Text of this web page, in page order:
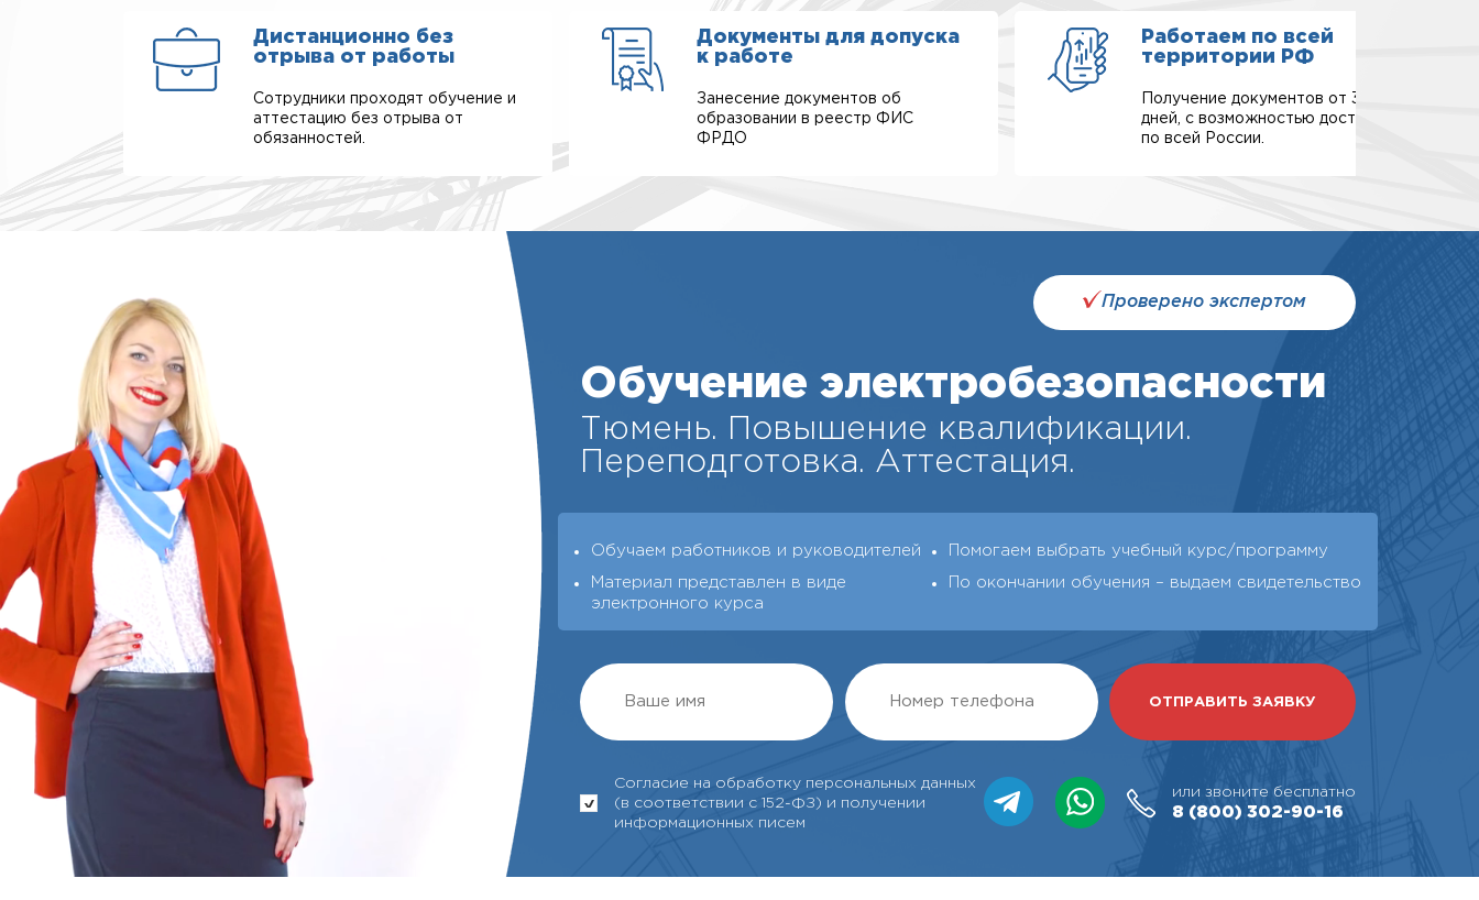
Дистанционно без
отрыва от работы
Сотрудники проходят обучение и
аттестацию без отрыва от
обязанностей.
Документы для допуска
к работе
Занесение документов об
образовании в реестр ФИС
ФРДО
Работаем по всей
территории РФ
Получение документов от 3-х
дней, с возможностью доставки
по всей России.
Проверено экспертом
Обучение электробезопасности
Тюмень. Повышение квалификации.
Переподготовка. Аттестация.
Обучаем работников и руководителей Помогаем выбрать учебный курс/программу
Материал представлен в виде
электронного курса
По окончании обучения – выдаeм свидетельство
Согласие на обработку персональных данных
(в соответствии с 152-ФЗ) и получении
информационных писем
или звоните бесплатно
8 (800) 302-90-16